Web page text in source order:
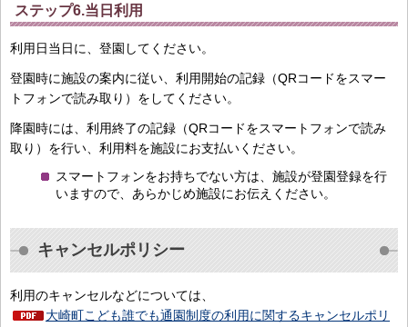
ステップ6.当日利用
利用日当日に、登園してください。
登園時に施設の案内に従い、利用開始の記録（QRコードをスマー
トフォンで読み取り）をしてください。
降園時には、利用終了の記録（QRコードをスマートフォンで読み
取り）を行い、利用料を施設にお支払いください。
スマートフォンをお持ちでない方は、施設が登園登録を行
いますので、あらかじめ施設にお伝えください。
キャンセルポリシー
利用のキャンセルなどについては、
大崎町こども誰でも通園制度の利用に関するキャンセルポリ